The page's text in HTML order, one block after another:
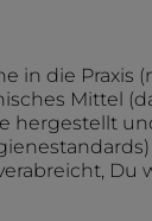
in die Praxis
Mittel
hergestellt
Du